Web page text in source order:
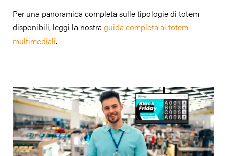
Per una panoramica completa sulle tipologie di totem
disponibili, leggi la nostra guida completa ai totem
multimediali.